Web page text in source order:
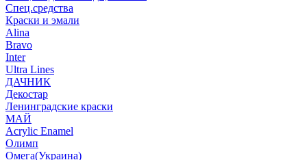
Спец.средства
Краски и эмали
Alina
Bravo
Inter
Ultra Lines
ДАЧНИК
Декостар
Ленинградские краски
МАЙ
Acrylic Enamel
Олимп
Омега(Украина)